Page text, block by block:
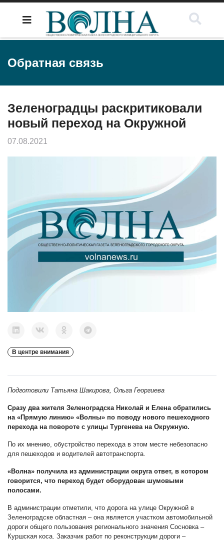
Обратная связь
Зеленоградцы раскритиковали
новый переход на Окружной
07.08.2021
В центре внимания
Подготовили Татьяна Шакирова, Ольга Георгиева
Сразу два жителя Зеленоградска Николай и Елена обратились
на «Прямую линию» «Волны» по поводу нового пешеходного
перехода на повороте с улицы Тургенева на Окружную.
По их мнению, обустройство перехода в этом месте небезопасно
для пешеходов и водителей автотранспорта.
«Волна» получила из администрации округа ответ, в котором
говорится, что переход будет оборудован шумовыми
полосами.
В администрации отметили, что дорога на улице Окружной в
Зеленоградске областная – она является участком автомобильной
дороги общего пользования регионального значения Сосновка –
Куршская коса. Заказчик работ по реконструкции дороги –